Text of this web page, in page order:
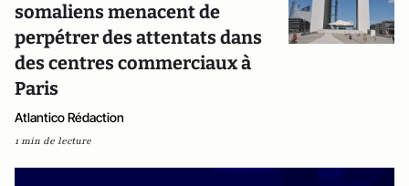
somaliens menacent de
perpétrer des attentats dans
des centres commerciaux à
Paris
Atlantico Rédaction
1 min de lecture